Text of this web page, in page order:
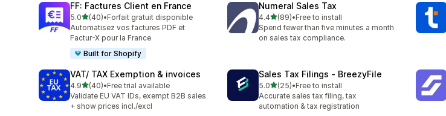
FF: Factures Client en France
5.0滿分 5 顆星
(40)
共有 40 則評價
•Forfait gratuit disponible
Automatisez vos factures PDF et
Factur-X pour la France
Built for Shopify
Numeral Sales Tax
4.4滿分 5 顆星
(89)
共有 89 則評價
•Free to install
Spend fewer than five minutes a month
on sales tax compliance.
VAT/ TAX Exemption & invoices
4.9滿分 5 顆星
(40)
共有 40 則評價
•Free trial available
Validate EU VAT IDs, exempt B2B sales
+ show prices incl./excl
Sales Tax Filings ‑ BreezyFile
5.0滿分 5 顆星
(25)
共有 25 則評價
•Free to install
Accurate sales tax filing, tax
automation & tax registration